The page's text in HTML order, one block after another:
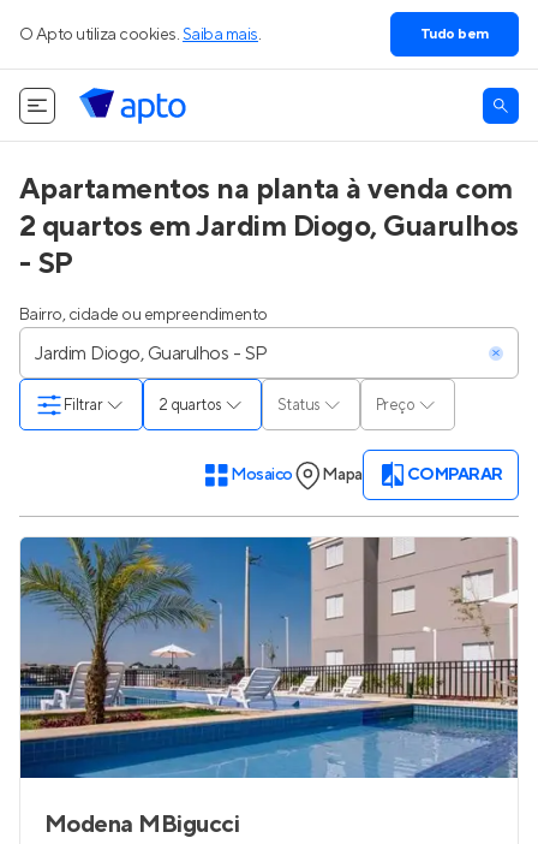
O Apto utiliza cookies. Saiba mais. Tudo bem
Apartamentos na planta à venda com
2 quartos em Jardim Diogo, Guarulhos
- SP
Bairro, cidade ou empreendimento
2 quartos Status Preço
Filtrar
Mosaico Mapa COMPARAR
Modena MBigucci